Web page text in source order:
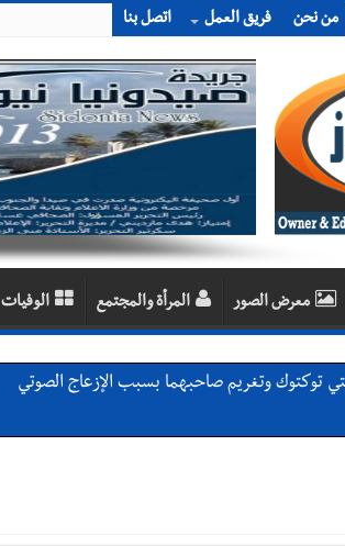
من نحن فريق العمل اتصل بنا
معرض الصور المرأة والمجتمع الوفيات
توكتوك وتغريم صاحبهما بسبب الإزعاج الصوتي